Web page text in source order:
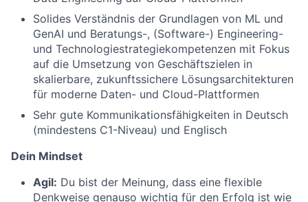
Solides Verständnis der Grundlagen von ML und
GenAI und Beratungs-, (Software-) Engineering-
und Technologiestrategiekompetenzen mit Fokus
auf die Umsetzung von Geschäftszielen in
skalierbare, zukunftssichere Lösungsarchitekturen
für moderne Daten- und Cloud-Plattformen
Sehr gute Kommunikationsfähigkeiten in Deutsch
(mindestens C1-Niveau) und Englisch
Dein Mindset
Agil: Du bist der Meinung, dass eine flexible
Denkweise genauso wichtig für den Erfolg ist wie